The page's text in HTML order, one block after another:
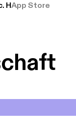
HApp Store